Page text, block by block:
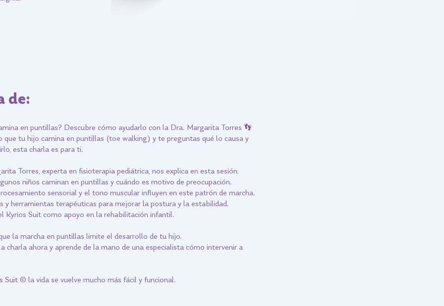
de:
en puntillas? Descubre cómo ayudarlo con la Dra. Margarita Torres 👣
que tu hijo camina en puntillas (toe walking) y te preguntas qué lo causa y
esta charla es para ti.
Torres, experta en fisioterapia pediátrica, nos explica en esta sesión:
niños caminan en puntillas y cuándo es motivo de preocupación.
sensorial y el tono muscular influyen en este patrón de marcha.
y herramientas terapéuticas para mejorar la postura y la estabilidad.
Kyrios Suit como apoyo en la rehabilitación infantil.
la marcha en puntillas limite el desarrollo de tu hijo.
charla ahora y aprende de la mano de una especialista cómo intervenir a
Suit © la vida se vuelve mucho más fácil y funcional.